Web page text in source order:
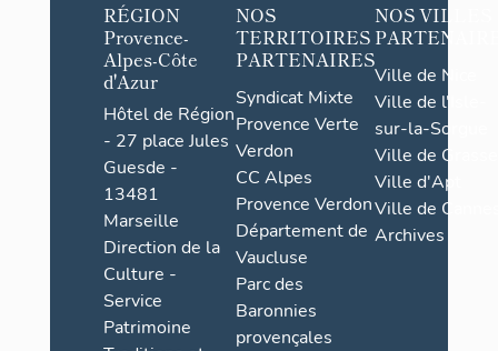
RÉGION
Provence-
Alpes-Côte
d'Azur
Hôtel de Région
- 27 place Jules
Guesde -
13481
Marseille
Direction de la
Culture -
Service
Patrimoine
NOS
TERRITOIRES
PARTENAIRES
Syndicat Mixte
Provence Verte
Verdon
CC Alpes
Provence Verdon
Département de
Vaucluse
Parc des
Baronnies
provençales
NOS VILLES
Ville de Nice
Ville de l'Isle-
sur-la-Sorgue
Ville de Grasse
Ville d'Apt
Ville de
Archives